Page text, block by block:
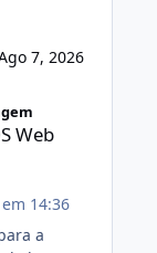
7, 2026
Web
14:36